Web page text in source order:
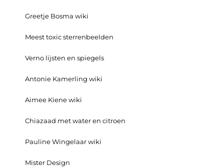
Greetje Bosma wiki
Meest toxic sterrenbeelden
Verno lijsten en spiegels
Antonie Kamerling wiki
Aimee Kiene wiki
Chiazaad met water en citroen
Pauline Wingelaar wiki
Mister Design